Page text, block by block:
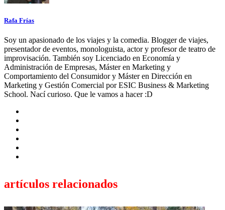
Rafa Frías
Soy un apasionado de los viajes y la comedia. Blogger de viajes,
presentador de eventos, monologuista, actor y profesor de teatro de
improvisación. También soy Licenciado en Economía y
Administración de Empresas, Máster en Marketing y
Comportamiento del Consumidor y Máster en Dirección en
Marketing y Gestión Comercial por ESIC Business & Marketing
School. Nací curioso. Que le vamos a hacer :D
artículos relacionados